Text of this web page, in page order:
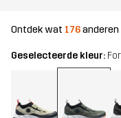
Ontdek wat 176
Geselecteerde kleur: